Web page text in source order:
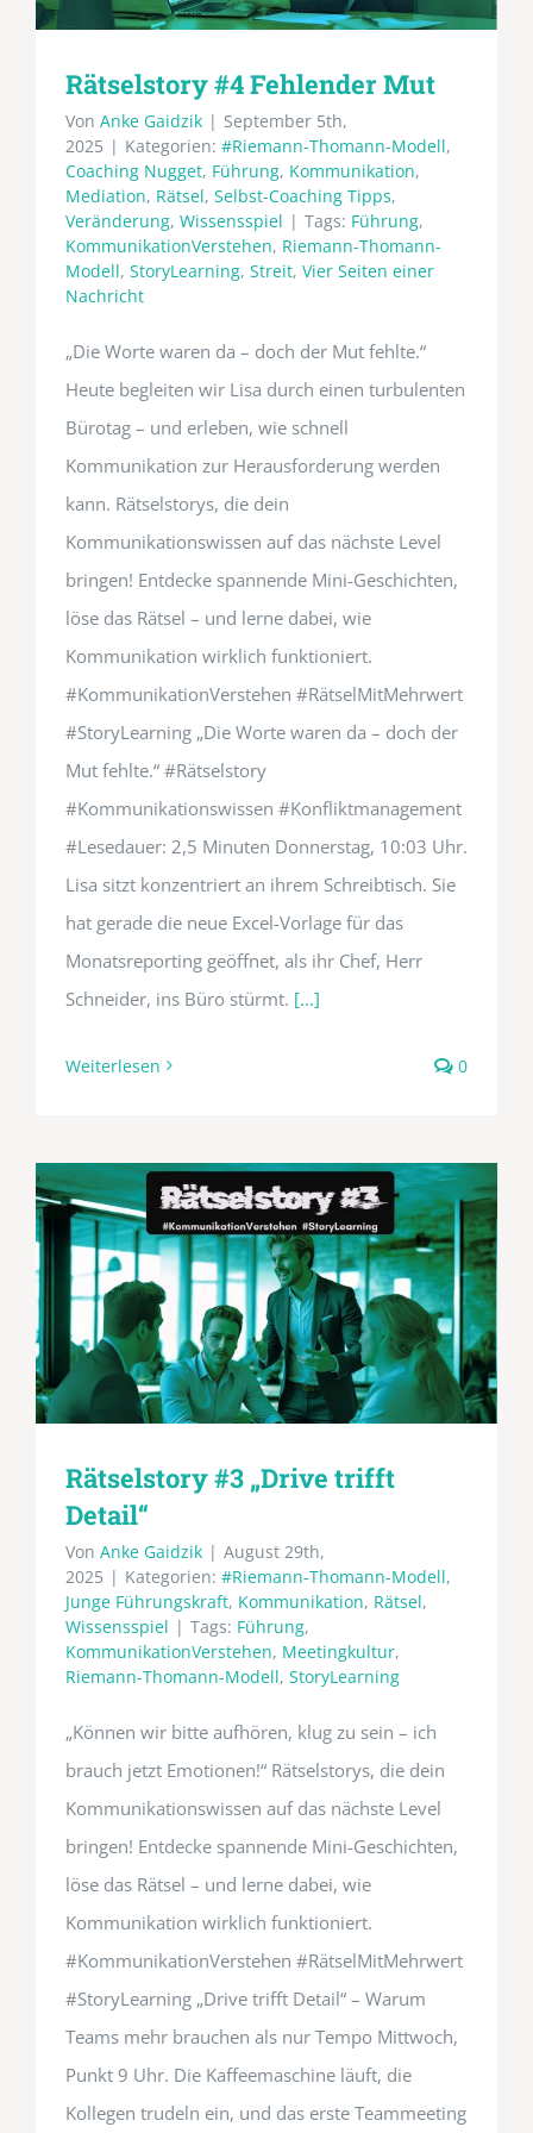
Rätselstory #4 Fehlender Mut
Von Anke Gaidzik | September 5th,
2025 | Kategorien: #Riemann-Thomann-Modell,
Coaching Nugget, Führung, Kommunikation,
Mediation, Rätsel, Selbst-Coaching Tipps,
Veränderung, Wissensspiel | Tags: Führung,
KommunikationVerstehen, Riemann-Thomann-
Modell, StoryLearning, Streit, Vier Seiten einer
Nachricht
„Die Worte waren da – doch der Mut fehlte.“
Heute begleiten wir Lisa durch einen turbulenten
Bürotag – und erleben, wie schnell
Kommunikation zur Herausforderung werden
kann. Rätselstorys, die dein
Kommunikationswissen auf das nächste Level
bringen! Entdecke spannende Mini-Geschichten,
löse das Rätsel – und lerne dabei, wie
Kommunikation wirklich funktioniert.
#KommunikationVerstehen #RätselMitMehrwert
#StoryLearning „Die Worte waren da – doch der
Mut fehlte.“ #Rätselstory
#Kommunikationswissen #Konfliktmanagement
#Lesedauer: 2,5 Minuten Donnerstag, 10:03 Uhr.
Lisa sitzt konzentriert an ihrem Schreibtisch. Sie
hat gerade die neue Excel-Vorlage für das
Monatsreporting geöffnet, als ihr Chef, Herr
Schneider, ins Büro stürmt. [...]
Weiterlesen 0
Rätselstory #3 „Drive trifft
Detail“
Von Anke Gaidzik | August 29th,
2025 | Kategorien: #Riemann-Thomann-Modell,
Junge Führungskraft, Kommunikation, Rätsel,
Wissensspiel | Tags: Führung,
KommunikationVerstehen, Meetingkultur,
Riemann-Thomann-Modell, StoryLearning
„Können wir bitte aufhören, klug zu sein – ich
brauch jetzt Emotionen!“ Rätselstorys, die dein
Kommunikationswissen auf das nächste Level
bringen! Entdecke spannende Mini-Geschichten,
löse das Rätsel – und lerne dabei, wie
Kommunikation wirklich funktioniert.
#KommunikationVerstehen #RätselMitMehrwert
#StoryLearning „Drive trifft Detail“ – Warum
Teams mehr brauchen als nur Tempo Mittwoch,
Punkt 9 Uhr. Die Kaffeemaschine läuft, die
Kollegen trudeln ein, und das erste Teammeeting